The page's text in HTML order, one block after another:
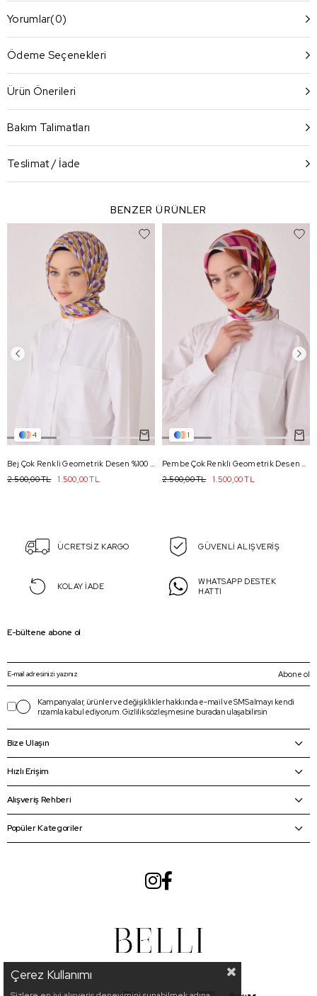
Yorumlar(0)
Ödeme Seçenekleri
Ürün Önerileri
Bakım Talimatları
Teslimat / İade
BENZER ÜRÜNLER
4
1.500,00 TL
2.500,00 TL
1
1.500,00 TL
2.500,00 TL
ÜCRETSİZ KARGO GÜVENLİ ALIŞVERİŞ
KOLAY İADE
WHATSAPP DESTEK
HATTI
E-bültene abone ol
Abone ol
Kampanyalar, ürünler ve değişiklikler hakkında e-mail ve SMS almayı kendi
rızamla kabul ediyorum. Gizlilik sözleşmesine buradan ulaşabilirsin
Bize Ulaşın
Hızlı Erişim
Alışveriş Rehberi
Popüler Kategoriler
Çerez Kullanımı